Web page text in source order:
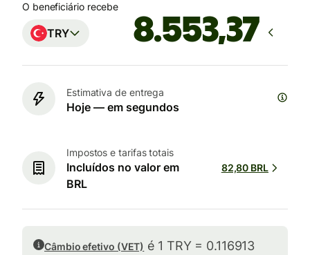
O beneficiário recebe
TRY
Estimativa de entrega
Hoje — em segundos
Impostos e tarifas totais
Incluídos no valor em
BRL
82,80 BRL
Câmbio efetivo (VET) é 1 TRY = 0.116913